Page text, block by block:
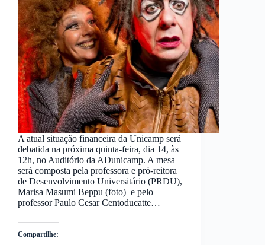
A atual situação financeira da Unicamp será
debatida na próxima quinta-feira, dia 14, às
12h, no Auditório da ADunicamp. A mesa
será composta pela professora e pró-reitora
de Desenvolvimento Universitário (PRDU),
Marisa Masumi Beppu (foto) e pelo
professor Paulo Cesar Centoducatte…
Compartilhe: